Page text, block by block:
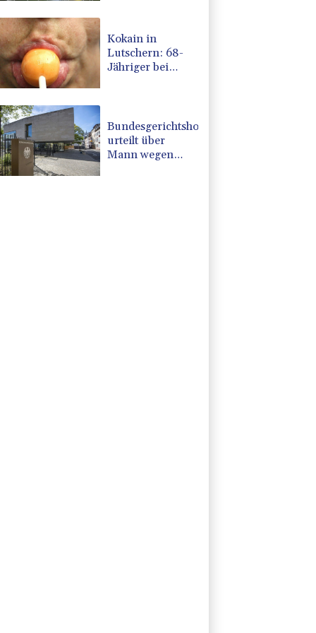
Kokain in
Lutschern: 68-
Jähriger bei
Bundesgerichtshof
urteilt über
Mann wegen